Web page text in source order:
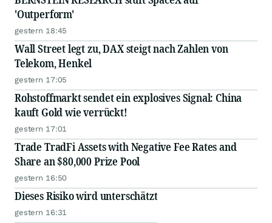
'Outperform'
gestern 18:45
Wall Street legt zu, DAX steigt nach Zahlen von
Telekom, Henkel
gestern 17:05
Rohstoffmarkt sendet ein explosives Signal: China
kauft Gold wie verrückt!
gestern 17:01
Trade TradFi Assets with Negative Fee Rates and
Share an $80,000 Prize Pool
gestern 16:50
Dieses Risiko wird unterschätzt
gestern 16:31